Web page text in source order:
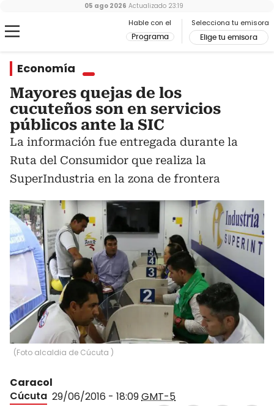
Hable con el
Programa
Selecciona tu emisora
Elige tu emisora
05 ago 2026 Actualizado 23:19
Economía
Mayores quejas de los
cucuteños son en servicios
públicos ante la SIC
La información fue entregada durante la
Ruta del Consumidor que realiza la
SuperIndustria en la zona de frontera
(Foto alcaldia de Cúcuta )
Caracol
Cúcuta 29/06/2016 - 18:09GMT-5